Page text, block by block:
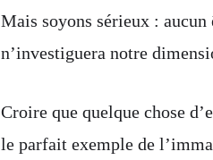
Mais soyons sérieux :
n’investiguera notre
Croire que quelque chose
le parfait exemple de